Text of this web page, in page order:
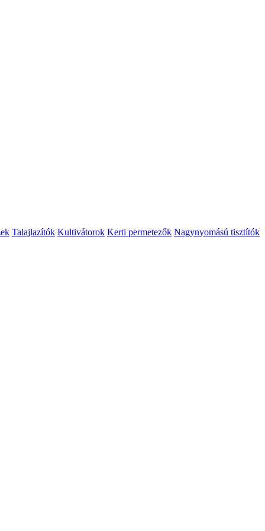
Talajlazítók Kultivátorok Kerti permetezők Nagynyomású tisztítók